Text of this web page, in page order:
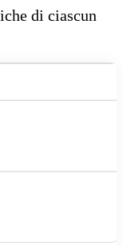
di ciascun